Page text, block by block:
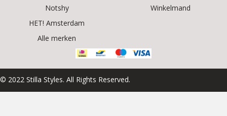
Notshy
HET! Amsterdam
Alle merken
Winkelmand
© 2022 Stilla Styles. All Rights Reserved.